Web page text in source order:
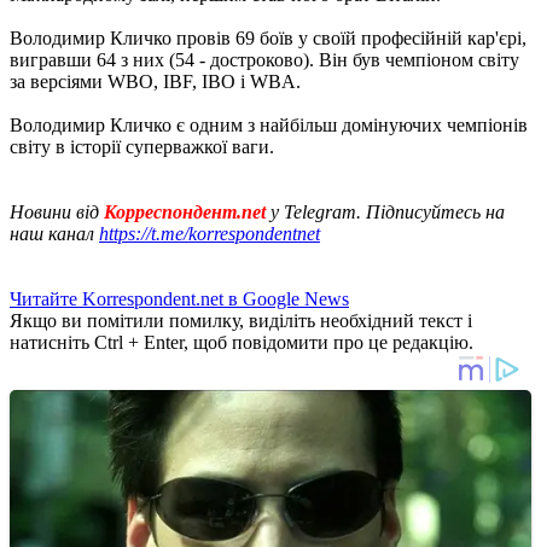
Володимир Кличко провів 69 боїв у своїй професійній кар'єрі,
вигравши 64 з них (54 - достроково). Він був чемпіоном світу
за версіями WBO, IBF, IBO і WBA.
Володимир Кличко є одним з найбільш домінуючих чемпіонів
світу в історії суперважкої ваги.
Новини від Корреспондент.netу Telegram. Підписуйтесь на
наш канал https://t.me/korrespondentnet
Читайте Korrespondent.net в Google News
Якщо ви помітили помилку, виділіть необхідний текст і
натисніть Ctrl + Enter, щоб повідомити про це редакцію.